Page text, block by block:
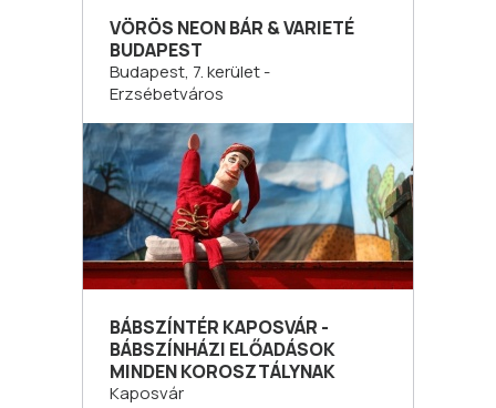
VÖRÖS NEON BÁR & VARIETÉ
BUDAPEST
Budapest, 7. kerület -
Erzsébetváros
BÁBSZÍNTÉR KAPOSVÁR -
BÁBSZÍNHÁZI ELŐADÁSOK
MINDEN KOROSZTÁLYNAK
Kaposvár